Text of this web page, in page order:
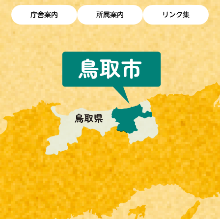
庁舎案内 所属案内 リンク集